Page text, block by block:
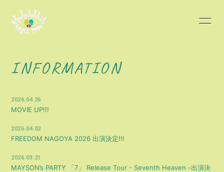
DISCOGRAPHY
MOVIE
PHOTO
INFORMATION
2026.04.26
MOVIE UP!!!
2026.04.02
FREEDOM NAGOYA 2026 出演決定!!!
2026.03.21
MAYSON’s PARTY 「7」 Release Tour - Seventh Heaven -出演決